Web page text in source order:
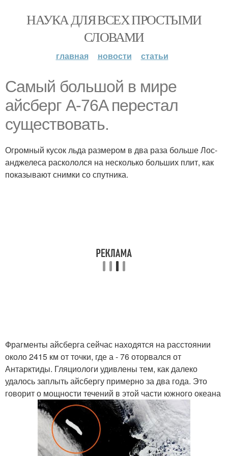
НАУКА ДЛЯ ВСЕХ ПРОСТЫМИ
СЛОВАМИ
главная новости статьи
Самый большой в мире
айсберг A-76A перестал
существовать.
Огромный кусок льда размером в два раза больше Лос-
анджелеса раскололся на несколько больших плит, как
показывают снимки со спутника.
Фрагменты айсберга сейчас находятся на расстоянии
около 2415 км от точки, где а - 76 оторвался от
Антарктиды. Гляциологи удивлены тем, как далеко
удалось заплыть айсбергу примерно за два года. Это
говорит о мощности течений в этой части южного океана